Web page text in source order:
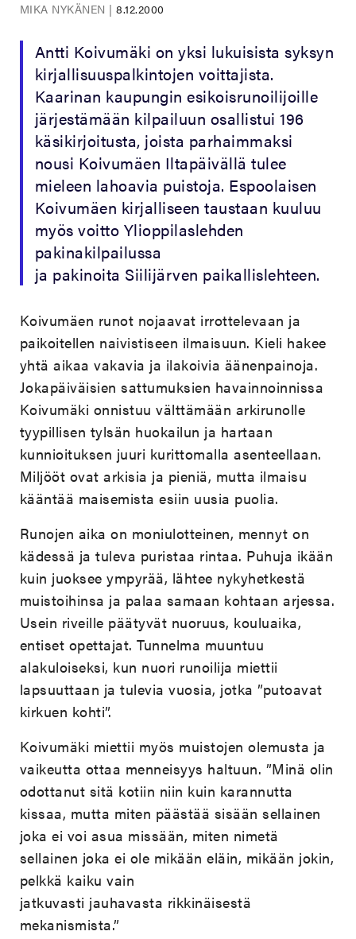
MIKA NYKÄNEN |8.12.2000
Antti Koivumäki on yksi lukuisista syksyn
kirjallisuuspalkintojen voittajista.
Kaarinan kaupungin esikoisrunoilijoille
järjestämään kilpailuun osallistui 196
käsikirjoitusta, joista parhaimmaksi
nousi Koivumäen Iltapäivällä tulee
mieleen lahoavia puistoja. Espoolaisen
Koivumäen kirjalliseen taustaan kuuluu
myös voitto Ylioppilaslehden
pakinakilpailussa
ja pakinoita Siilijärven paikallislehteen.
Koivumäen runot nojaavat irrottelevaan ja
paikoitellen naivistiseen ilmaisuun. Kieli hakee
yhtä aikaa vakavia ja ilakoivia äänenpainoja.
Jokapäiväisien sattumuksien havainnoinnissa
Koivumäki onnistuu välttämään arkirunolle
tyypillisen tylsän huokailun ja hartaan
kunnioituksen juuri kurittomalla asenteellaan.
Miljööt ovat arkisia ja pieniä, mutta ilmaisu
kääntää maisemista esiin uusia puolia.
Runojen aika on moniulotteinen, mennyt on
kädessä ja tuleva puristaa rintaa. Puhuja ikään
kuin juoksee ympyrää, lähtee nykyhetkestä
muistoihinsa ja palaa samaan kohtaan arjessa.
Usein riveille päätyvät nuoruus, kouluaika,
entiset opettajat. Tunnelma muuntuu
alakuloiseksi, kun nuori runoilija miettii
lapsuuttaan ja tulevia vuosia, jotka ”putoavat
kirkuen kohti”.
Koivumäki miettii myös muistojen olemusta ja
vaikeutta ottaa menneisyys haltuun. ”Minä olin
odottanut sitä kotiin niin kuin karannutta
kissaa, mutta miten päästää sisään sellainen
joka ei voi asua missään, miten nimetä
sellainen joka ei ole mikään eläin, mikään jokin,
pelkkä kaiku vain
jatkuvasti jauhavasta rikkinäisestä
mekanismista.”